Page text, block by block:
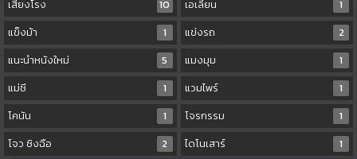
เสียงโรง
10 เอเลี่ยน
1
แข็งม้า
1 แข่งรถ
2
แนะนำหนังใหม่
5 แมงมุม
1
แม่ชี
1 แวมไพร์
1
โคนัน
1 โจรกรรม
1
โจว ซิงฉือ
2 ไดโนเสาร์ 1